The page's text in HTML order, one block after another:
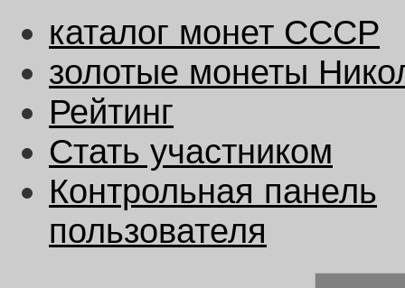
каталог монет CCCР
золотые монеты
Рейтинг
Стать участником
Контрольная панель
пользователя